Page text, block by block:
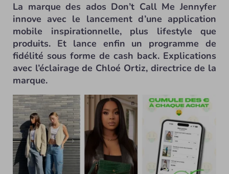
La marque des ados Don’t Call Me Jennyfer
innove avec le lancement d’une application
mobile inspirationnelle, plus lifestyle que
produits. Et lance enfin un programme de
fidélité sous forme de cash back. Explications
avec l’éclairage de Chloé Ortiz, directrice de la
marque.